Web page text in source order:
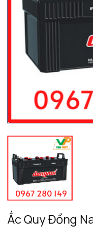
Ắc Quy Đồng